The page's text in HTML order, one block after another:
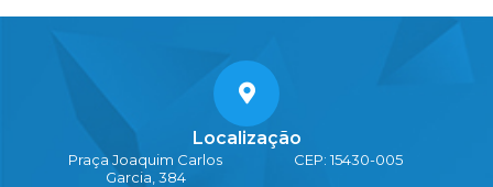
Localização
Praça Joaquim Carlos
Garcia, 384
CEP: 15430-005